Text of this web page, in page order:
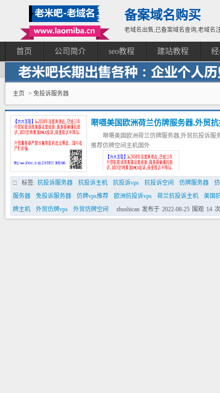
备案域名购买
老域名出售,已备案域名查询,老域名
首页 公司简介 seo教程 建站教程
主页 > 免投诉服务器
啭嗫美国欧洲荷兰仿牌服务器,外贸
诉主机空间仿牌vps推荐仿牌空间主
啭嗫美国欧洲荷兰仿牌服务器,外贸抗投诉服
推荐仿牌空间主机国外
标签: 抗投诉服务器 抗投诉主机 抗投诉vps 抗投诉空间 仿牌服务器
服务器
免投诉服务器 仿牌vps推荐 欧洲抗投诉vps 荷兰抗投诉主机
美国
牌主机
外贸仿牌vps 外贸仿牌空间 zhushican 发布于 2022-08-25 围观 14 次